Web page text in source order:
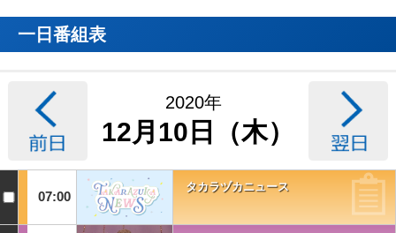
一日番組表
2020年
12月10日（木）
07:00
タカラヅカニュース